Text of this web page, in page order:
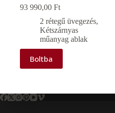
93 990,00 Ft
2 rétegű üvegezés,
Kétszárnyas
műanyag ablak
Boltba